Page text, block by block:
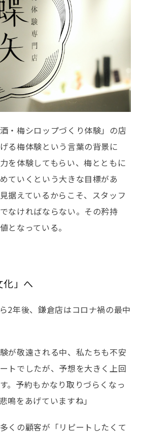
・梅シロップづくり体験」の店
る梅体験という言葉の背景に
を体験してもらい、梅とともに
ていくという大きな目標があ
据えているからこそ、スタッフ
なければならない。その矜持
となっている。
化」へ
2年後、鎌倉店はコロナ禍の最中
が敬遠される中、私たちも不安
トでしたが、予想を大きく上回
。予約もかなり取りづらくなっ
鳴をあげていますね」
くの顧客が「リピートしたくて